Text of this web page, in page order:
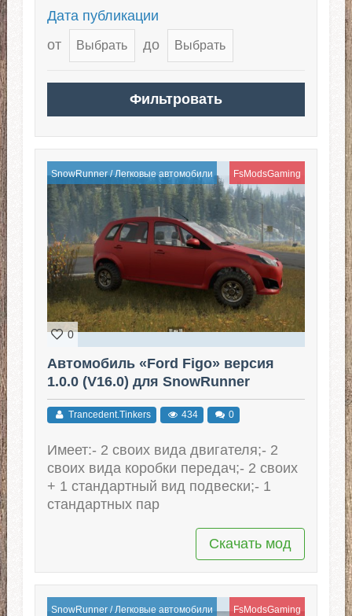
Дата публикации
от
до
SnowRunner/Легковые автомобили FsModsGaming
0
Автомобиль «Ford Figo» версия
1.0.0 (V16.0) для SnowRunner
Trancedent.Tinkers 434 0
Имеет:- 2 своих вида двигателя;- 2
своих вида коробки передач;- 2 своих
+ 1 стандартный вид подвески;- 1
стандартных пар
Скачать мод
SnowRunner/ Легковые автомобили FsModsGaming